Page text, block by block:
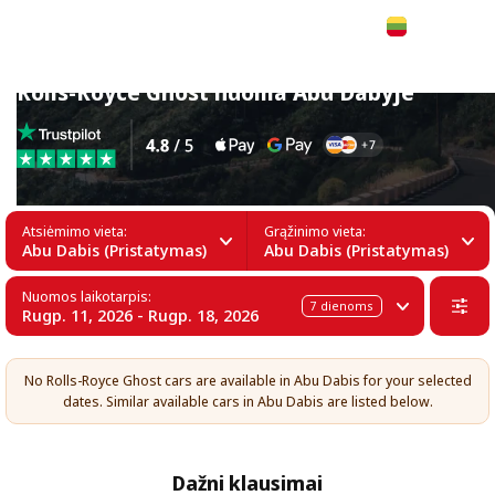
Rolls-Royce Ghost nuoma Abu Dabyje
Atsiėmimo vieta:
Abu Dabis (Pristatymas)
Grąžinimo vieta:
Abu Dabis (Pristatymas)
Nuomos laikotarpis:
Rugp. 11, 2026 - Rugp. 18, 2026 7 dienoms
No Rolls-Royce Ghost cars are available in Abu Dabis for your selected
dates. Similar available cars in Abu Dabis are listed below.
Dažni klausimai